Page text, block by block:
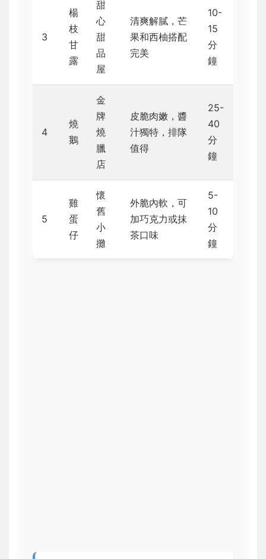
3
楊
枝
甘
露
甜
心
甜
品
屋
清爽解膩，芒
果和西柚搭配
完美
10-
15
分
鐘
4
燒
鵝
金
牌
燒
臘
店
皮脆肉嫩，醬
汁獨特，排隊
值得
25-
40
分
鐘
5
雞
蛋
仔
懷
舊
小
攤
外脆內軟，可
加巧克力或抹
茶口味
5-
10
分
鐘